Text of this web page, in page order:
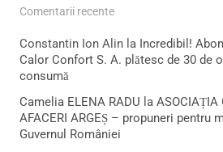
Comentarii recente
Constantin Ion Alin la Incredibil!
Calor Confort S. A. plătesc de 30 de
consumă
Camelia ELENA RADU la ASOCIAȚIA
AFACERI ARGEȘ – propuneri pentru
Guvernul României